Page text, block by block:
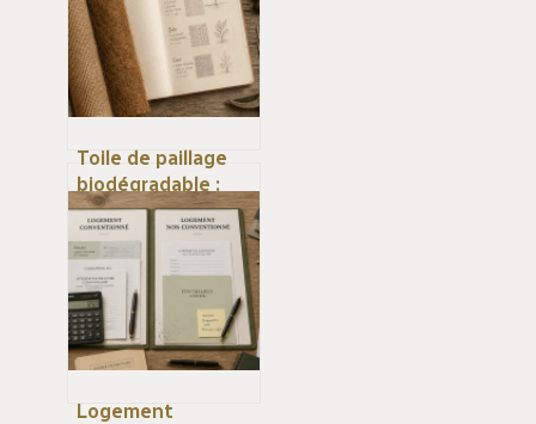
sous-sol ?
Toile de paillage
biodégradable :
faut-il privilégier le
chanvre, le coco ou
le jute pour votre
sol ?
Logement